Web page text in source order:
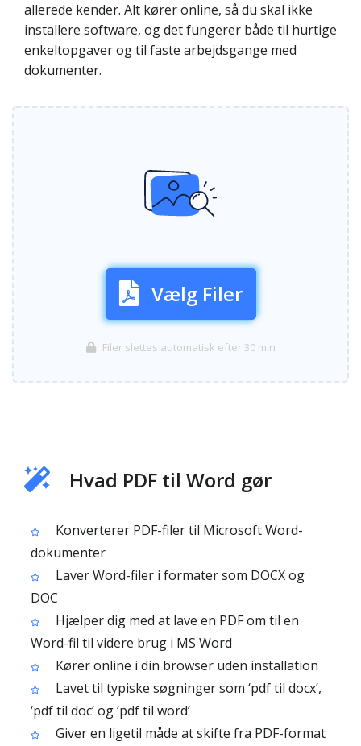
allerede kender. Alt kører online, så du skal ikke
installere software, og det fungerer både til hurtige
enkeltopgaver og til faste arbejdsgange med
dokumenter.
Vælg Filer
Filer slettes automatisk efter 30 min
Hvad PDF til Word gør
Konverterer PDF-filer til Microsoft Word-
dokumenter
Laver Word-filer i formater som DOCX og
DOC
Hjælper dig med at lave en PDF om til en
Word-fil til videre brug i MS Word
Kører online i din browser uden installation
Lavet til typiske søgninger som ‘pdf til docx’,
‘pdf til doc’ og ‘pdf til word’
Giver en ligetil måde at skifte fra PDF-format